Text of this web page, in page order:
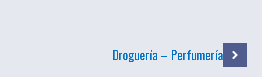
Droguería – Perfumería